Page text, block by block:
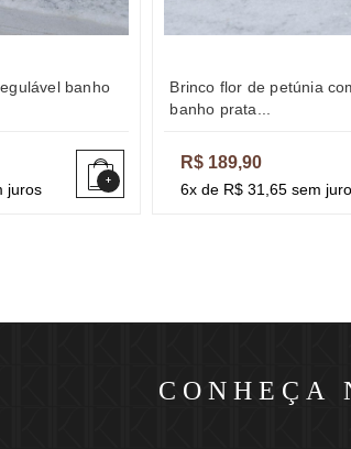
juros
+
brinco flor de petúnia com pérola
banho prata...
R$ 189,90
6x de R$ 31,65 sem
CONHEÇA